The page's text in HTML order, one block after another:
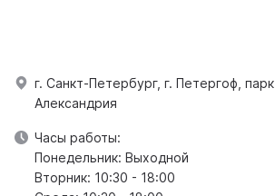
г. Санкт-Петербург, г. Петергоф, парк
Александрия
Часы работы:
Понедельник: Выходной
Вторник: 10:30 - 18:00